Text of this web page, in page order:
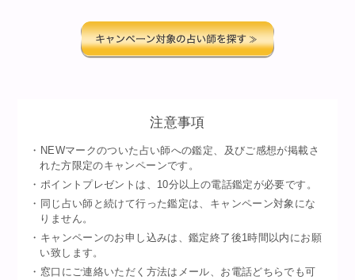
注意事項
・NEWマークのついた占い師への鑑定、及びご感想が掲載さ
れた方限定のキャンペーンです。
・ポイントプレゼントは、10分以上の電話鑑定が必要です。
・同じ占い師と続けて行った鑑定は、キャンペーン対象にな
りません。
・キャンペーンのお申し込みは、鑑定終了後1時間以内にお願
い致します。
・窓口にご連絡いただく方法はメール、お電話どちらでも可